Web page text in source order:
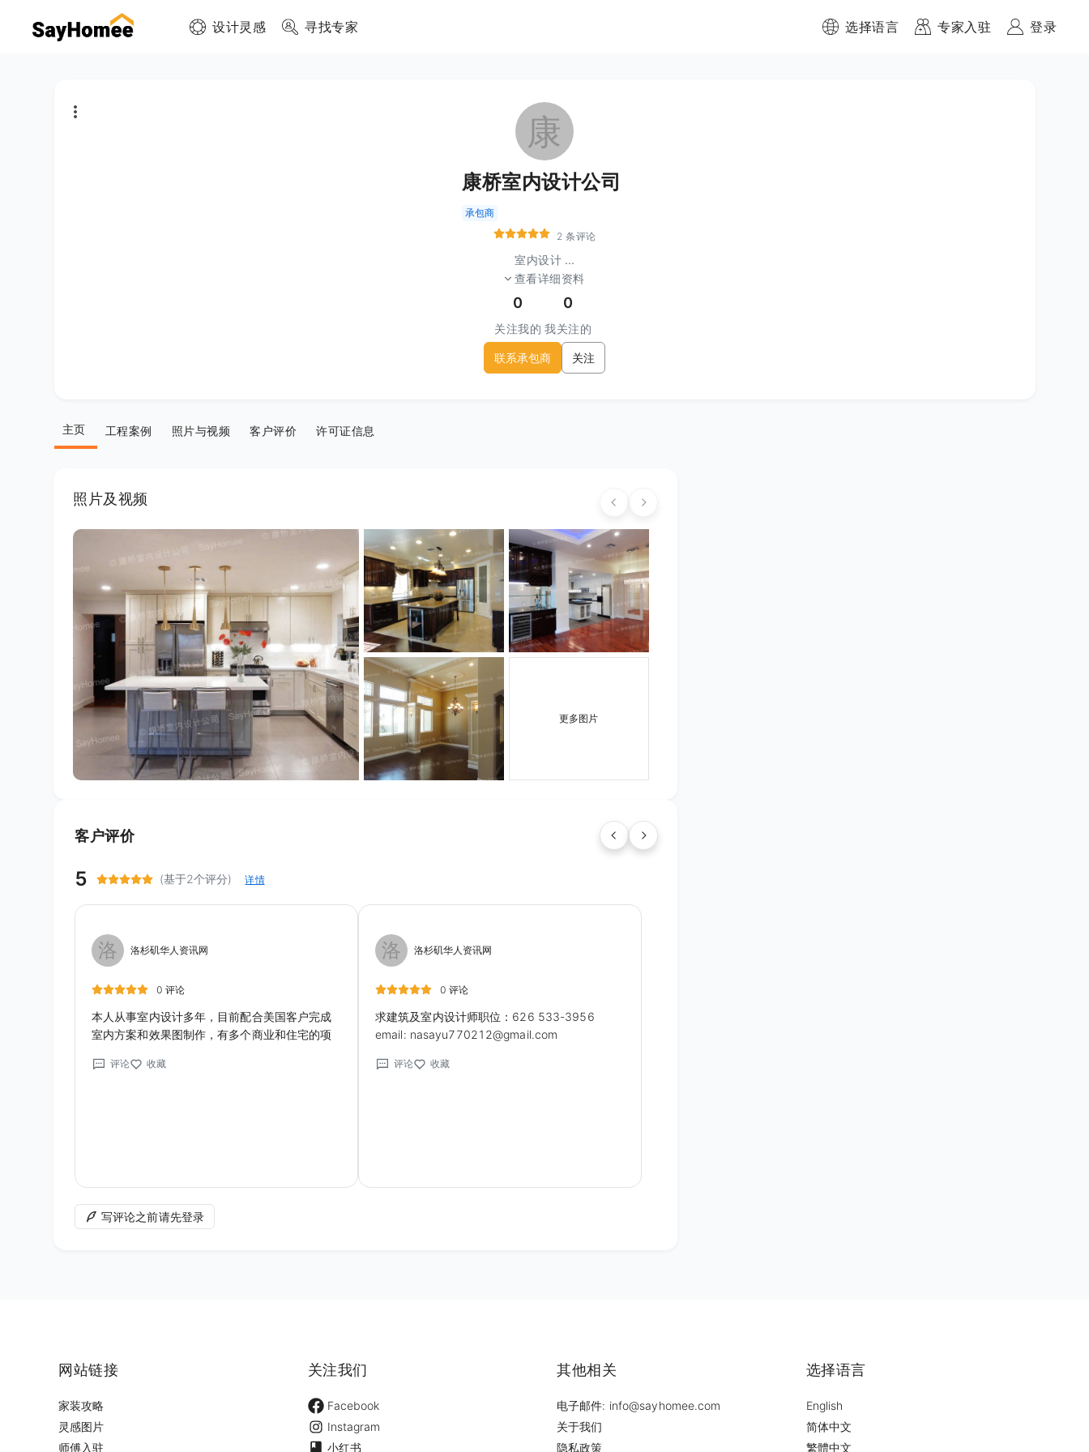
设计灵感 寻找专家 选择语言 专家入驻 登录
康
康桥室内设计公司
承包商
2 条评论
室内设计 ...
查看详细资料
0
关注我的
0
我关注的
联系承包商 关注
主页 工程案例 照片与视频 客户评价 许可证信息
照片及视频
更多图片
客户评价
5 (基于2个评分) 详情
洛 洛杉矶华人资讯网
0 评论
本人从事室内设计多年，目前配合美国客户完成
室内方案和效果图制作，有多个商业和住宅的项
加微信Shawn0811xiao，希望可以相互合作，谢
评论 收藏
洛 洛杉矶华人资讯网
0 评论
求建筑及室内设计师职位：626 533-3956
email: nasayu770212@gmail.com
评论 收藏
写评论之前请先登录
网站链接
家装攻略
灵感图片
师傅入驻
关注我们
Facebook
Instagram
小红书
其他相关
电子邮件: info@sayhomee.com
关于我们
隐私政策
选择语言
English
简体中文
繁體中文